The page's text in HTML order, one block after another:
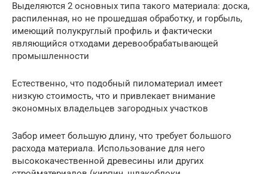
Выделяются 2 основных типа такого материала: доска,
распиленная, но не прошедшая обработку, и горбыль,
имеющий полукруглый профиль и фактически
являющийся отходами деревообрабатывающей
промышленности
Естественно, что подобный пиломатериал имеет
низкую стоимость, что и привлекает внимание
экономных владельцев загородных участков
Забор имеет большую длину, что требует большого
расхода материала. Использование для него
высококачественной древесины или других